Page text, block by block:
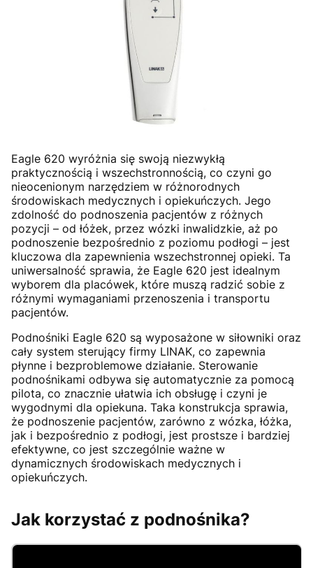
Eagle 620 wyróżnia się swoją niezwykłą
praktycznością i wszechstronnością, co czyni go
nieocenionym narzędziem w różnorodnych
środowiskach medycznych i opiekuńczych. Jego
zdolność do podnoszenia pacjentów z różnych
pozycji – od łóżek, przez wózki inwalidzkie, aż po
podnoszenie bezpośrednio z poziomu podłogi – jest
kluczowa dla zapewnienia wszechstronnej opieki. Ta
uniwersalność sprawia, że Eagle 620 jest idealnym
wyborem dla placówek, które muszą radzić sobie z
różnymi wymaganiami przenoszenia i transportu
pacjentów.
Podnośniki Eagle 620 są wyposażone w siłowniki oraz
cały system sterujący firmy LINAK, co zapewnia
płynne i bezproblemowe działanie. Sterowanie
podnośnikami odbywa się automatycznie za pomocą
pilota, co znacznie ułatwia ich obsługę i czyni je
wygodnymi dla opiekuna. Taka konstrukcja sprawia,
że podnoszenie pacjentów, zarówno z wózka, łóżka,
jak i bezpośrednio z podłogi, jest prostsze i bardziej
efektywne, co jest szczególnie ważne w
dynamicznych środowiskach medycznych i
opiekuńczych.
Jak korzystać z podnośnika?